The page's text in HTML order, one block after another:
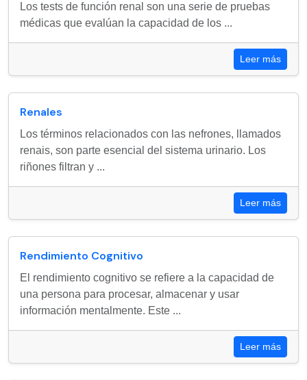
Los tests de función renal son una serie de pruebas
médicas que evalúan la capacidad de los ...
Leer más
Renales
Los términos relacionados con las nefrones, llamados
renais, son parte esencial del sistema urinario. Los
riñones filtran y ...
Leer más
Rendimiento Cognitivo
El rendimiento cognitivo se refiere a la capacidad de
una persona para procesar, almacenar y usar
información mentalmente. Este ...
Leer más